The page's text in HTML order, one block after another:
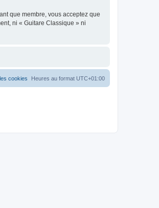
que membre, vous acceptez que
ni « Guitare Classique » ni
Heures au format UTC+01:00
cookies